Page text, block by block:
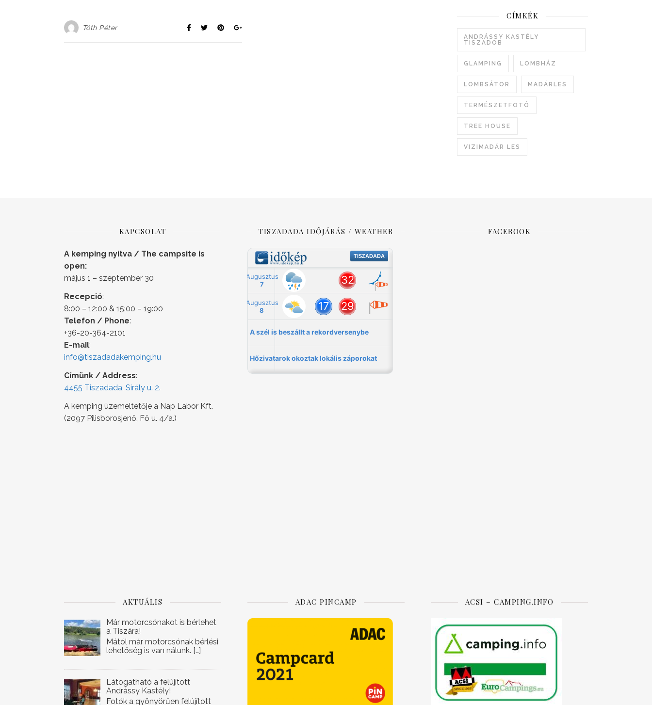
Tóth Péter
CÍMKÉK
ANDRÁSSY KASTÉLY
TISZADOB
GLAMPING LOMBHÁZ
LOMBSÁTOR MADÁRLES
TERMÉSZETFOTÓ
TREE HOUSE
VIZIMADÁR LES
KAPCSOLAT
A kemping nyitva / The campsite is
open:
május 1 – szeptember 30
Recepció:
8:00 – 12:00 & 15:00 – 19:00
Telefon / Phone:
+36-20-364-2101
E-mail:
info@tiszadadakemping.hu
Címünk / Address:
4455 Tiszadada, Sirály u. 2.
A kemping üzemeltetője a Nap Labor Kft.
(2097 Pilisborosjenő, Fő u. 4/a.)
TISZADADA IDŐJÁRÁS / WEATHER FACEBOOK
AKTUÁLIS
Már motorcsónakot is bérlehet
a Tiszára!
Mától már motorcsónak bérlési
lehetőség is van nálunk. […]
Látogatható a felújított
Andrássy Kastély!
Fotók a gyönyörűen felújított
ADAC PINCAMP ACSI – CAMPING.INFO